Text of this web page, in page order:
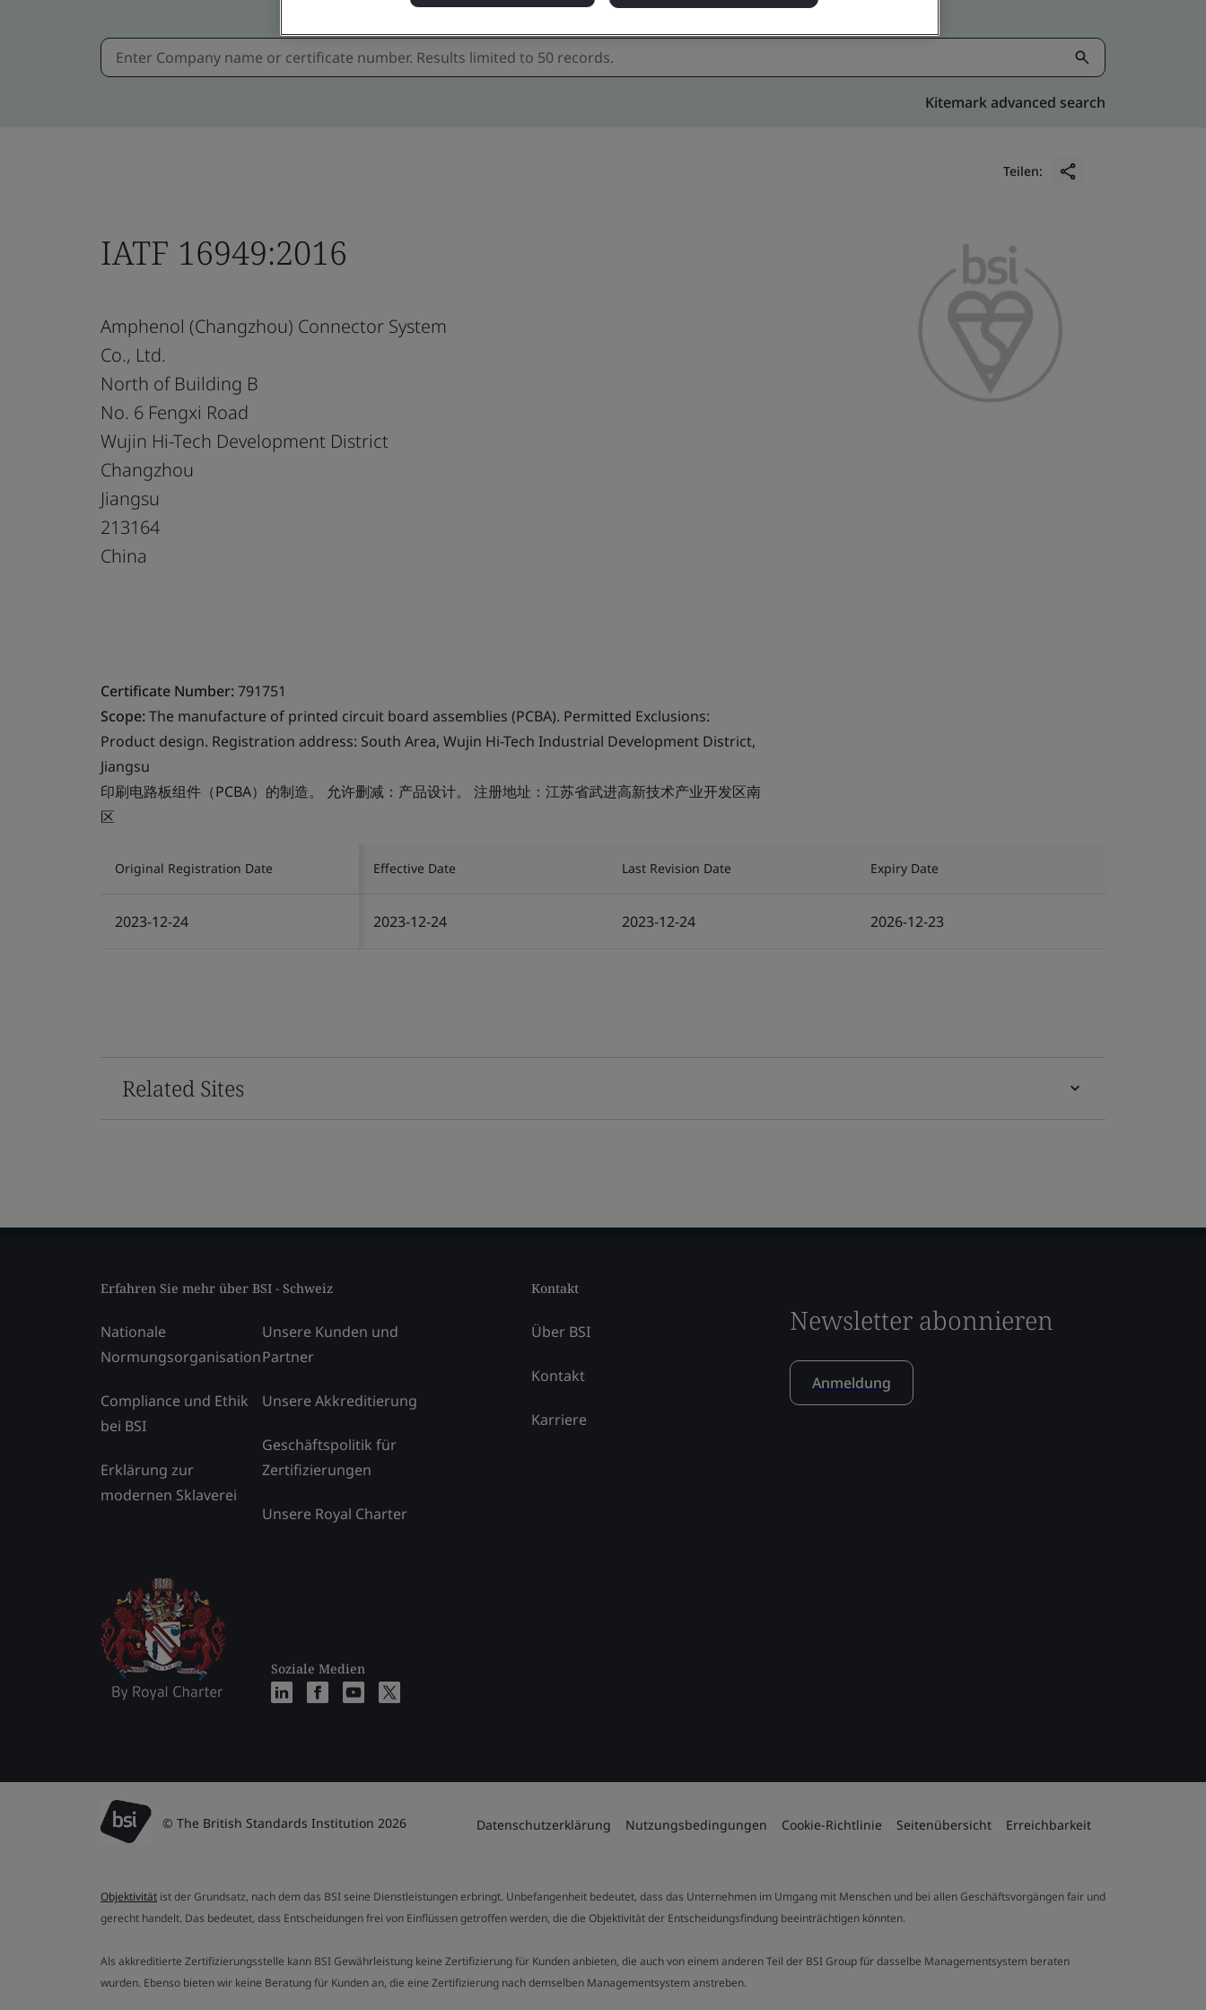
Kitemark advanced search
Teilen:
IATF 16949:2016
Amphenol (Changzhou) Connector System
Co., Ltd.
North of Building B
No. 6 Fengxi Road
Wujin Hi-Tech Development District
Changzhou
Jiangsu
213164
China
Certificate Number:791751
Scope:The manufacture of printed circuit board assemblies (PCBA). Permitted Exclusions:
Product design. Registration address: South Area, Wujin Hi-Tech Industrial Development District,
Jiangsu
印刷电路板组件（PCBA）的制造。 允许删减：产品设计。 注册地址：江苏省武进高新技术产业开发区南
区
Original Registration Date Effective Date Last Revision Date Expiry Date
2023-12-24 2023-12-24 2023-12-24 2026-12-23
Related Sites
Erfahren Sie mehr über BSI - Schweiz
Nationale
Normungsorganisation
Compliance und Ethik
bei BSI
Erklärung zur
modernen Sklaverei
Unsere Kunden und
Partner
Unsere Akkreditierung
Geschäftspolitik für
Zertifizierungen
Unsere Royal Charter
Soziale Medien
Kontakt
Über BSI
Kontakt
Karriere
Newsletter abonnieren
Anmeldung
© The British Standards Institution 2026 Datenschutzerklärung Nutzungsbedingungen Cookie-Richtlinie Seitenübersicht Erreichbarkeit
Objektivität ist der Grundsatz, nach dem das BSI seine Dienstleistungen erbringt. Unbefangenheit bedeutet, dass das Unternehmen im Umgang mit Menschen und bei allen Geschäftsvorgängen fair und
gerecht handelt. Das bedeutet, dass Entscheidungen frei von Einflüssen getroffen werden, die die Objektivität der Entscheidungsfindung beeinträchtigen könnten.
Als akkreditierte Zertifizierungsstelle kann BSI Gewährleistung keine Zertifizierung für Kunden anbieten, die auch von einem anderen Teil der BSI Group für dasselbe Managementsystem beraten
wurden. Ebenso bieten wir keine Beratung für Kunden an, die eine Zertifizierung nach demselben Managementsystem anstreben.